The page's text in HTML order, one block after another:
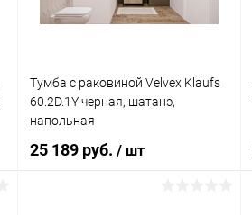
Тумба с раковиной Velvex Klaufs
60.2D.1Y черная, шатанэ,
напольная
25 189 руб. / шт